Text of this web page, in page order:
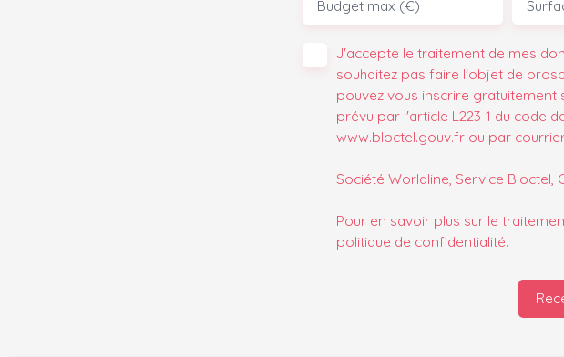
Budget max (€)
J'accepte le traitement de mes
souhaitez pas faire l'objet de
pouvez vous inscrire gratuitement
prévu par l'article L223-1 du code
www.bloctel.gouv.fr ou par
Société Worldline, Service Bloctel,
Pour en savoir plus sur le
politique de confidentialité.